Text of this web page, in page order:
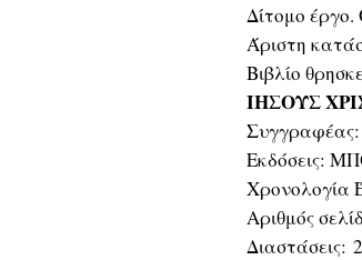
Δίτομο
Άριστη
Βιβλίο
ΙΗΣΟΥΣ
Εκδόσεις:
Χρονολογία
Αριθμός
Διαστάσεις: